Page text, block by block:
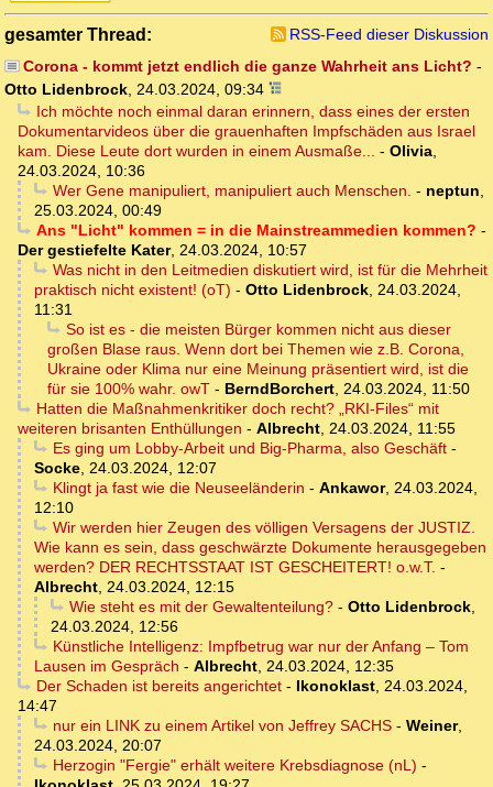
gesamter Thread:
RSS-Feed dieser Diskussion
Corona - kommt jetzt endlich die ganze Wahrheit ans Licht? -
Otto Lidenbrock, 24.03.2024, 09:34
Ich möchte noch einmal daran erinnern, dass eines der ersten
Dokumentarvideos über die grauenhaften Impfschäden aus Israel
kam. Diese Leute dort wurden in einem Ausmaße... - Olivia,
24.03.2024, 10:36
Wer Gene manipuliert, manipuliert auch Menschen. - neptun,
25.03.2024, 00:49
Ans "Licht" kommen = in die Mainstreammedien kommen? -
Der gestiefelte Kater, 24.03.2024, 10:57
Was nicht in den Leitmedien diskutiert wird, ist für die Mehrheit
praktisch nicht existent! (oT) - Otto Lidenbrock, 24.03.2024,
11:31
So ist es - die meisten Bürger kommen nicht aus dieser
großen Blase raus. Wenn dort bei Themen wie z.B. Corona,
Ukraine oder Klima nur eine Meinung präsentiert wird, ist die
für sie 100% wahr. owT - BerndBorchert, 24.03.2024, 11:50
Hatten die Maßnahmenkritiker doch recht? „RKI-Files“ mit
weiteren brisanten Enthüllungen - Albrecht, 24.03.2024, 11:55
Es ging um Lobby-Arbeit und Big-Pharma, also Geschäft-
Socke, 24.03.2024, 12:07
Klingt ja fast wie die Neuseeländerin - Ankawor, 24.03.2024,
12:10
Wir werden hier Zeugen des völligen Versagens der JUSTIZ.
Wie kann es sein, dass geschwärzte Dokumente herausgegeben
werden? DER RECHTSSTAAT IST GESCHEITERT! o.w.T. -
Albrecht, 24.03.2024, 12:15
Wie steht es mit der Gewaltenteilung?- Otto Lidenbrock,
24.03.2024, 12:56
Künstliche Intelligenz: Impfbetrug war nur der Anfang – Tom
Lausen im Gespräch - Albrecht, 24.03.2024, 12:35
Der Schaden ist bereits angerichtet- Ikonoklast, 24.03.2024,
14:47
nur ein LINK zu einem Artikel von Jeffrey SACHS- Weiner,
24.03.2024, 20:07
Herzogin "Fergie" erhält weitere Krebsdiagnose (nL) -